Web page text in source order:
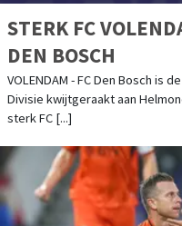
STERK FC
DEN BOSCH
VOLENDAM - FC Den Bosch is
Divisie kwijtgeraakt aan
sterk FC [...]